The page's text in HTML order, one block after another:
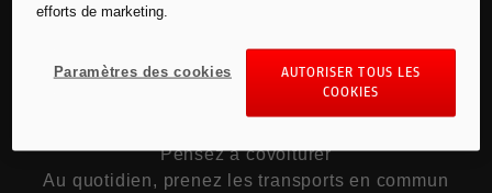
Pour les trajets courts, privilégiez la marche ou
Pensez à covoiturer
Au quotidien, prenez les transports en commun
efforts de marketing.
AUTORISER TOUS LES
COOKIES
Paramètres des cookies